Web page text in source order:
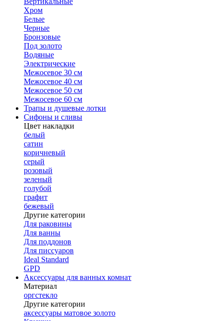
Хром
Белые
Черные
Бронзовые
Под золото
Водяные
Электрические
Межосевое 30 см
Межосевое 40 см
Межосевое 50 см
Межосевое 60 см
Трапы и душевые лотки
Сифоны и сливы
Цвет накладки
белый
сатин
коричневый
серый
розовый
зеленый
голубой
графит
бежевый
Другие категории
Для раковины
Для ванны
Для поддонов
Для писсуаров
Ideal Standard
GPD
Аксессуары для ванных комнат
Материал
оргстекло
Другие категории
аксессуары матовое золото